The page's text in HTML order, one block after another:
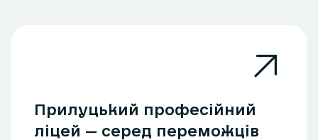
Прилуцький професійний
ліцей — серед переможців